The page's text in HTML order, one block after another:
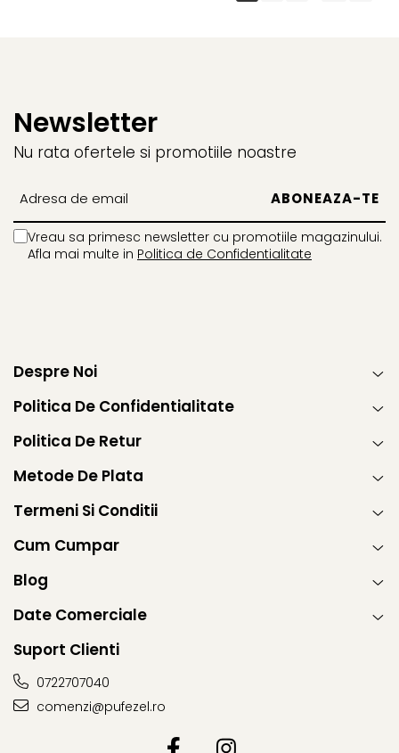
Newsletter
Nu rata ofertele si promotiile noastre
Vreau sa primesc newsletter cu promotiile magazinului.
Afla mai multe in Politica de Confidentialitate
Despre Noi
Politica De Confidentialitate
Politica De Retur
Metode De Plata
Termeni Si Conditii
Cum Cumpar
Blog
Date Comerciale
Suport Clienti
0722707040
comenzi@pufezel.ro